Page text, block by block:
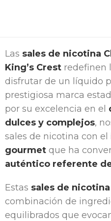
Las sales de nicotina
King’s Crest redefinen
disfrutar de un líquido
prestigiosa marca
por su excelencia en el
dulces y complejos,
sales de nicotina con el
gourmet que ha
auténtico referente
Estas sales de nicotina
combinación de
equilibrados que